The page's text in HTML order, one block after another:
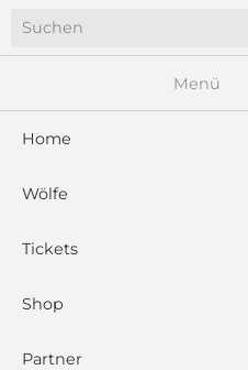
Menü
Home
Wölfe
Tickets
Shop
Partner